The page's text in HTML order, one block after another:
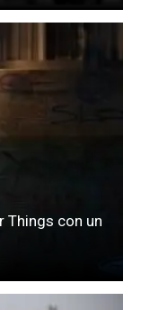
Things con un